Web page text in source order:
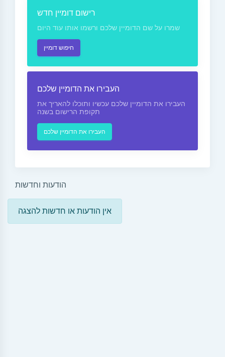
רישום דומיין חדש
שמרו על שם הדומיין שלכם ורשמו אותו עוד היום
חיפוש דומיין
העבירו את הדומיין שלכם
העבירו את הדומיין שלכם עכשיו ותוכלו להאריך את
תקופת הרישום בשנה
העבירו את הדומיין שלכם
הודעות וחדשות
אין הודעות או חדשות להצגה